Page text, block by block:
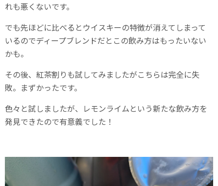
れも悪くないです。
でも先ほどに比べるとウイスキーの特徴が消えてしまって
いるのでディープブレンドだとこの飲み方はもったいない
かも。
その後、紅茶割りも試してみましたがこちらは完全に失
敗。まずかったです。
色々と試しましたが、レモンライムという新たな飲み方を
発見できたので有意義でした！